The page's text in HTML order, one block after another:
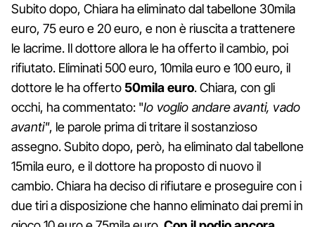
Subito dopo, Chiara ha eliminato dal tabellone 30mila
euro, 75 euro e 20 euro, e non è riuscita a trattenere
le lacrime. Il dottore allora le ha offerto il cambio, poi
rifiutato. Eliminati 500 euro, 10mila euro e 100 euro, il
dottore le ha offerto 50mila euro. Chiara, con gli
occhi, ha commentato: "Io voglio andare avanti, vado
avanti", le parole prima di tritare il sostanzioso
assegno. Subito dopo, però, ha eliminato dal tabellone
15mila euro, e il dottore ha proposto di nuovo il
cambio. Chiara ha deciso di rifiutare e proseguire con i
due tiri a disposizione che hanno eliminato dai premi in